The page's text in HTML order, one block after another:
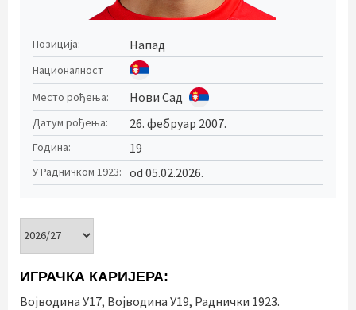
Позиција: Напад
Националност
Место рођења:
Нови Сад
Датум рођења: 26. фебруар 2007.
Година: 19
У Радничком 1923: od 05.02.2026.
ИГРАЧКА КАРИЈЕРА:
Војводина У17, Војводина У19, Раднички 1923.